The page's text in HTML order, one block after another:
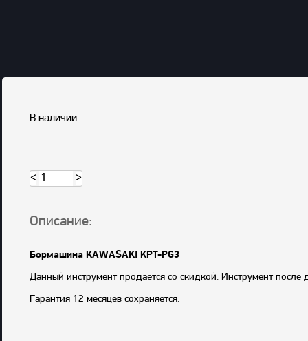
В наличии
< >
Описание:
Бормашина KAWASAKI KPT-PG3
Данный инструмент продается со скидкой. Инструмент
Гарантия 12 месяцев сохраняется.